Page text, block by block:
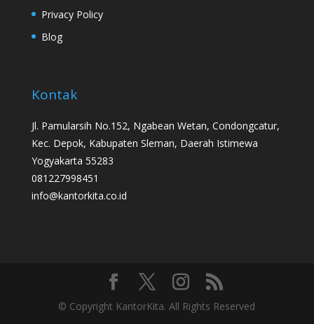
Privacy Policy
Blog
Kontak
Jl. Pamularsih No.152, Ngabean Wetan, Condongcatur,
Kec. Depok, Kabupaten Sleman, Daerah Istimewa
Yogyakarta 55283
081227998451
info@kantorkita.co.id
© Copyright KantorKita. All Rights Reserved